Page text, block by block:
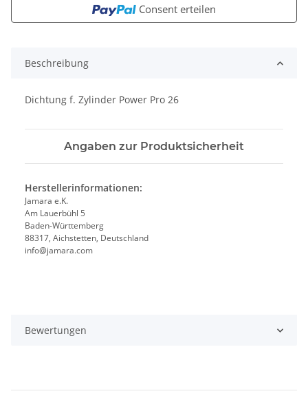
Consent erteilen
Beschreibung
Dichtung f. Zylinder Power Pro 26
Angaben zur Produktsicherheit
Herstellerinformationen:
Jamara e.K.
Am Lauerbühl 5
Baden-Württemberg
88317, Aichstetten, Deutschland
info@jamara.com
Bewertungen